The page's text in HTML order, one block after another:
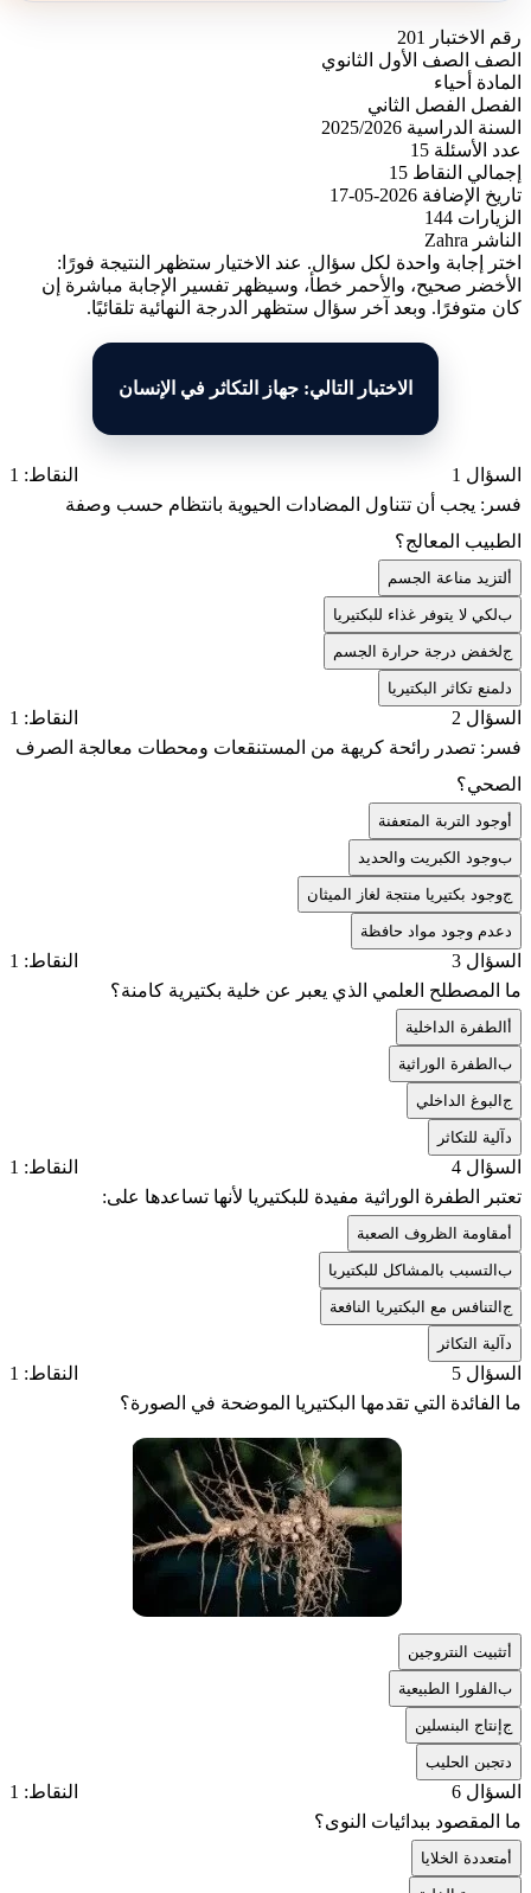
رقم الاختبار
201
الصف
الصف الأول الثانوي
المادة
أحياء
الفصل
الفصل الثاني
السنة الدراسية 2025/2026
عدد الأسئلة 15
إجمالي النقاط 15
تاريخ الإضافة 2026-05-17
الزيارات 144
الناشر Zahra
اختر إجابة واحدة لكل سؤال. عند الاختيار ستظهر النتيجة فورًا:
الأخضر صحيح، والأحمر خطأ، وسيظهر تفسير الإجابة مباشرة إن
كان متوفرًا. وبعد آخر سؤال ستظهر الدرجة النهائية تلقائيًا.
الاختبار التالي: جهاز التكاثر في الإنسان
السؤال 1
النقاط: 1
فسر: يجب أن تتناول المضادات الحيوية بانتظام حسب وصفة
الطبيب المعالج؟
لتزيد مناعة الجسم
بلكي لا يتوفر غذاء للبكتيريا
جلخفض درجة حرارة الجسم
لمنع تكاثر البكتيريا
السؤال 2
النقاط: 1
فسر: تصدر رائحة كريهة من المستنقعات ومحطات معالجة الصرف
الصحي؟
وجود التربة المتعفنة
بوجود الكبريت والحديد
جوجود بكتيريا منتجة لغاز الميثان
عدم وجود مواد حافظة
السؤال 3
النقاط: 1
ما المصطلح العلمي الذي يعبر عن خلية بكتيرية كامنة؟
الطفرة الداخلية
بالطفرة الوراثية
جالبوغ الداخلي
آلية للتكاثر
السؤال 4
النقاط: 1
تعتبر الطفرة الوراثية مفيدة للبكتيريا لأنها تساعدها على:
مقاومة الظروف الصعبة
بالتسبب بالمشاكل للبكتيريا
جالتنافس مع البكتيريا النافعة
آلية التكاثر
السؤال 5
النقاط: 1
ما الفائدة التي تقدمها البكتيريا الموضحة في الصورة؟
تثبيت النتروجين
بالفلورا الطبيعية
جإنتاج البنسلين
تجبن الحليب
السؤال 6
النقاط: 1
ما المقصود ببدائيات النوى؟
متعددة الخلايا